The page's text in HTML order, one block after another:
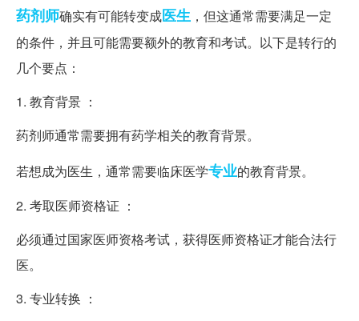
药剂师确实有可能转变成医生 ，但这通常需要满足一定
的条件，并且可能需要额外的教育和考试。以下是转行的
几个要点：
1. 教育背景 ：
药剂师通常需要拥有药学相关的教育背景。
若想成为医生，通常需要临床医学专业的教育背景。
2. 考取医师资格证 ：
必须通过国家医师资格考试，获得医师资格证才能合法行
医。
3. 专业转换 ：